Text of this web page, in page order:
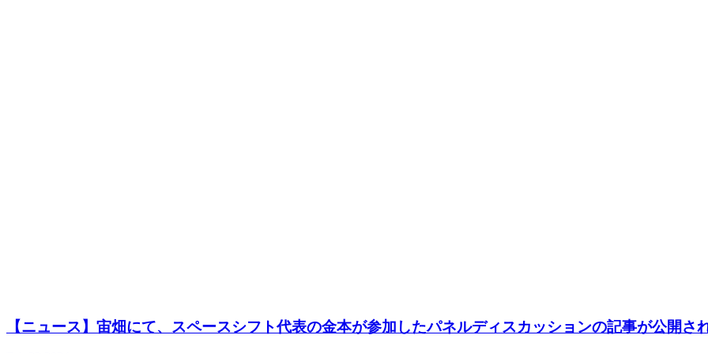
【ニュース】宙畑にて、スペースシフト代表の金本が参加したパネルディスカッションの記事が公開さ